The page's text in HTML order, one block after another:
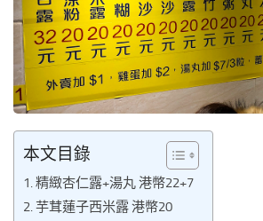
本文目錄
精緻杏仁露+湯丸 港幣22+7
芋茸蓮子西米露 港幣20